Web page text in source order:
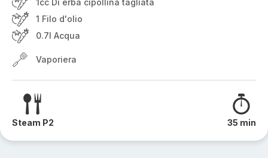
1cc Di erba cipollina tagliata
1 Filo d'olio
0.7l Acqua
Vaporiera
Steam P2 35 min